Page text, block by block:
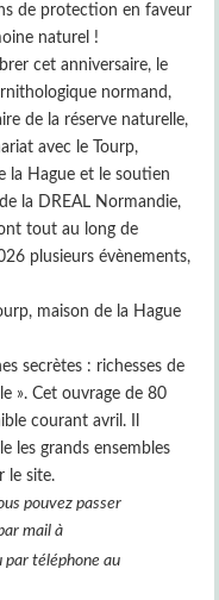
de protection en faveur
naturel !
cet anniversaire, le
normand,
de la réserve naturelle,
avec le Tourp,
la Hague et le soutien
la DREAL Normandie,
tout au long de
plusieurs évènements,
maison de la Hague
secrètes : richesses de
». Cet ouvrage de 80
courant avril. Il
les grands ensembles
le site.
pouvez passer
mail à
par téléphone au